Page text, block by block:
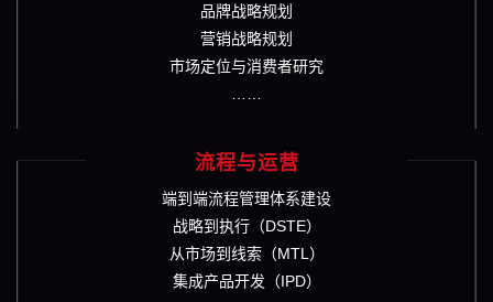
品牌战略规划
营销战略规划
市场定位与消费者研究
流程与运营
端到端流程管理体系建设
战略到执行（DSTE）
从市场到线索（MTL）
集成产品开发（IPD）